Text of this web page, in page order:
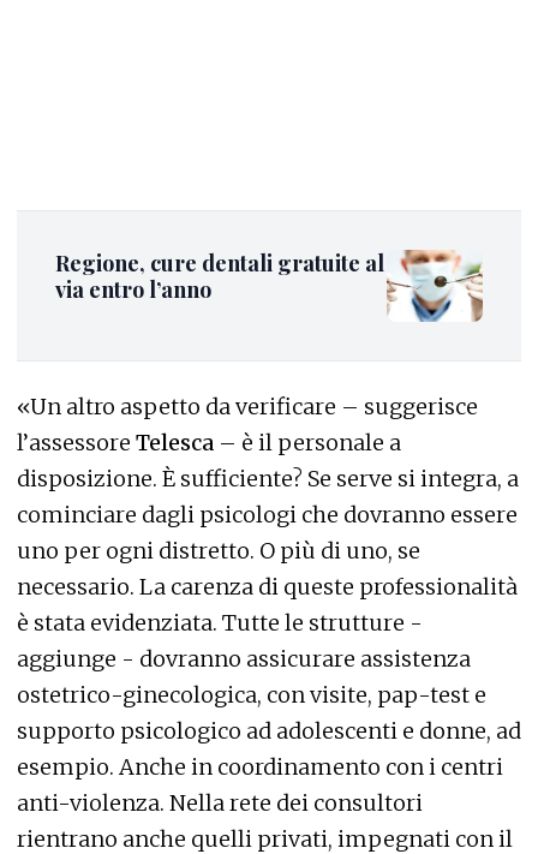
Regione, cure dentali gratuite al
via entro l’anno
«Un altro aspetto da verificare – suggerisce
l’assessore Telesca – è il personale a
disposizione. È sufficiente? Se serve si integra, a
cominciare dagli psicologi che dovranno essere
uno per ogni distretto. O più di uno, se
necessario. La carenza di queste professionalità
è stata evidenziata. Tutte le strutture -
aggiunge - dovranno assicurare assistenza
ostetrico-ginecologica, con visite, pap-test e
supporto psicologico ad adolescenti e donne, ad
esempio. Anche in coordinamento con i centri
anti-violenza. Nella rete dei consultori
rientrano anche quelli privati, impegnati con il